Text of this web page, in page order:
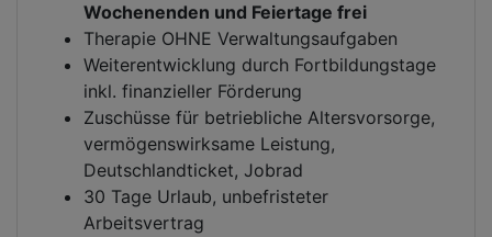
Wochenenden und Feiertage frei
Therapie OHNE Verwaltungsaufgaben
Weiterentwicklung durch Fortbildungstage
inkl. finanzieller Förderung
Zuschüsse für betriebliche Altersvorsorge,
vermögenswirksame Leistung,
Deutschlandticket, Jobrad
30 Tage Urlaub, unbefristeter
Arbeitsvertrag